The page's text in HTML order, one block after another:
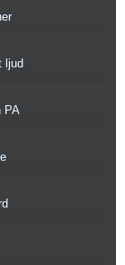
ljud
PA